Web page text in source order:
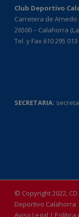
Club Deportivo
Carretera de Arnedo
26500 – Calahorra
Tel. y Fax 610 295 013
SECRETARIA:
© Copyright 2022,
Deportivo Calahorra
Aviso Legal | Política